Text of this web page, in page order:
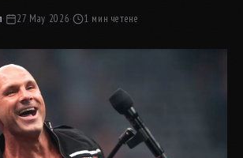
· 27 May 2026· 1 мин четене